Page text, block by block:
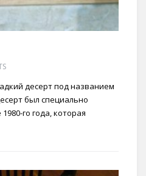
десерт под названием
был специально
го года, которая